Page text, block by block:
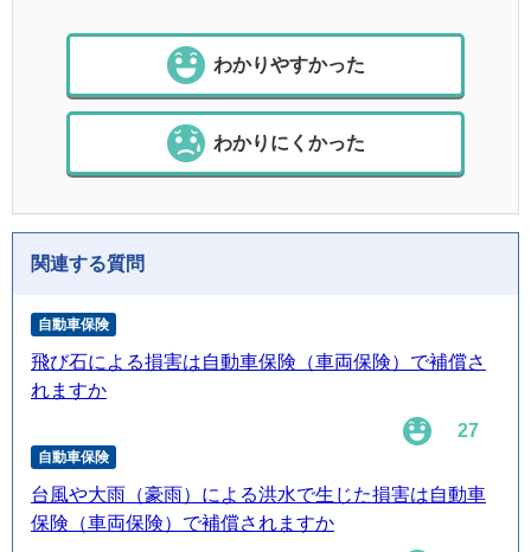
わかりやすかった
わかりにくかった
関連する質問
自動車保険
飛び石による損害は自動車保険（車両保険）で補償さ
れますか
27
自動車保険
台風や大雨（豪雨）による洪水で生じた損害は自動車
保険（車両保険）で補償されますか